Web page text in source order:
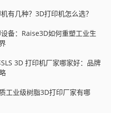
有几种？3D打印机怎么选？
备：Raise3D如何重塑工业生
3D 打印机厂家哪家好：品牌
工业级树脂3D打印厂家有哪